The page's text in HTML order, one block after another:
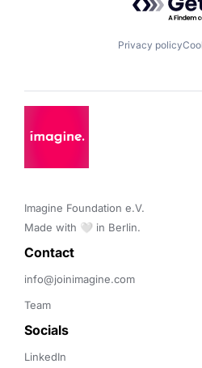
Privacy policy
Imagine Foundation e.V.
Made with 🤍 in Berlin.
Contact
info@joinimagine.com
Team
Socials
LinkedIn